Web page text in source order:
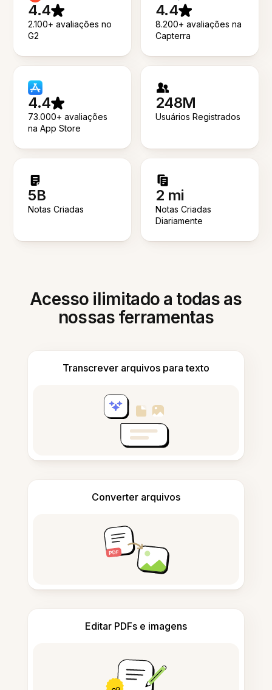
4.4
2.100+ avaliações no
G2
4.4
8.200+ avaliações na
Capterra
4.4
73.000+ avaliações
na App Store
248M
Usuários Registrados
5B
Notas Criadas
2 mi
Notas Criadas
Diariamente
Acesso ilimitado a todas as
nossas ferramentas
Transcrever arquivos para texto
Converter arquivos
Editar PDFs e imagens